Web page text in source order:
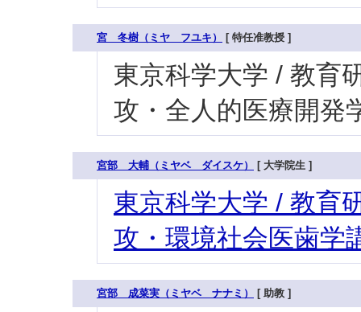
宮 冬樹（ミヤ フユキ） [ 特任准教授 ]
東京科学大学 / 教育
攻・全人的医療開発
宮部 大輔（ミヤベ ダイスケ） [ 大学院生 ]
東京科学大学 / 教育
攻・環境社会医歯学
宮部 成菜実（ミヤベ ナナミ） [ 助教 ]